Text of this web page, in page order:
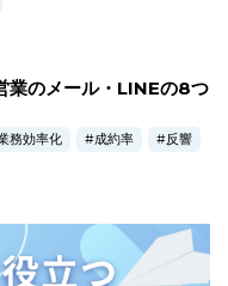
業のメール・LINEの8つ
務効率化 成約率 反響